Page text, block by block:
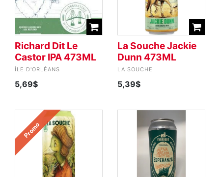
Richard Dit Le
Castor IPA 473ML
ÎLE D'ORLÉANS
5,69$
La Souche Jackie
Dunn 473ML
LA SOUCHE
5,39$
Promo